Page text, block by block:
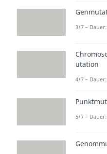
mithilfe
weißer
Der
(
Der
3/7 –
utation
4/7 – Dauer:
5/7 –